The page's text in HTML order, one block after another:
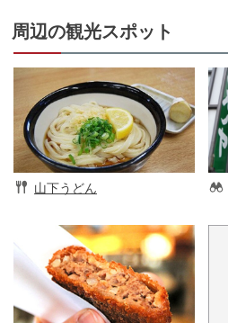
周辺の観光スポット
山下うどん